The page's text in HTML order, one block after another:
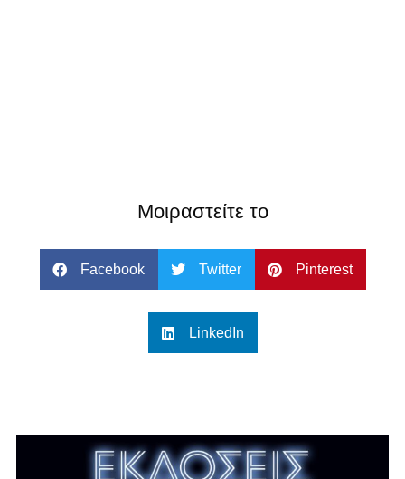
Μοιραστείτε το
Facebook Twitter Pinterest
LinkedIn